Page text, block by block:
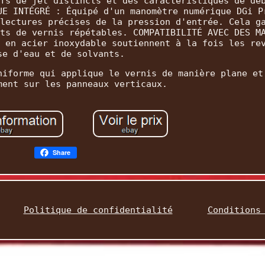
INTÉGRÉ : Équipé d'un manomètre numérique DGi
précises de la pression d'entrée. Cela
vernis répétables. COMPATIBILITÉ AVEC DES
en acier inoxydable soutiennent à la fois les
d'eau et de solvants.
qui applique le vernis de manière plane
sur les panneaux verticaux.
Share
Politique de confidentialité